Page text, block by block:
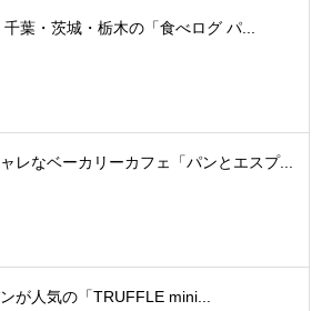
千葉・茨城・栃木の「食べログ パ...
レなベーカリーカフェ「パンとエスプ...
が人気の「TRUFFLE mini...